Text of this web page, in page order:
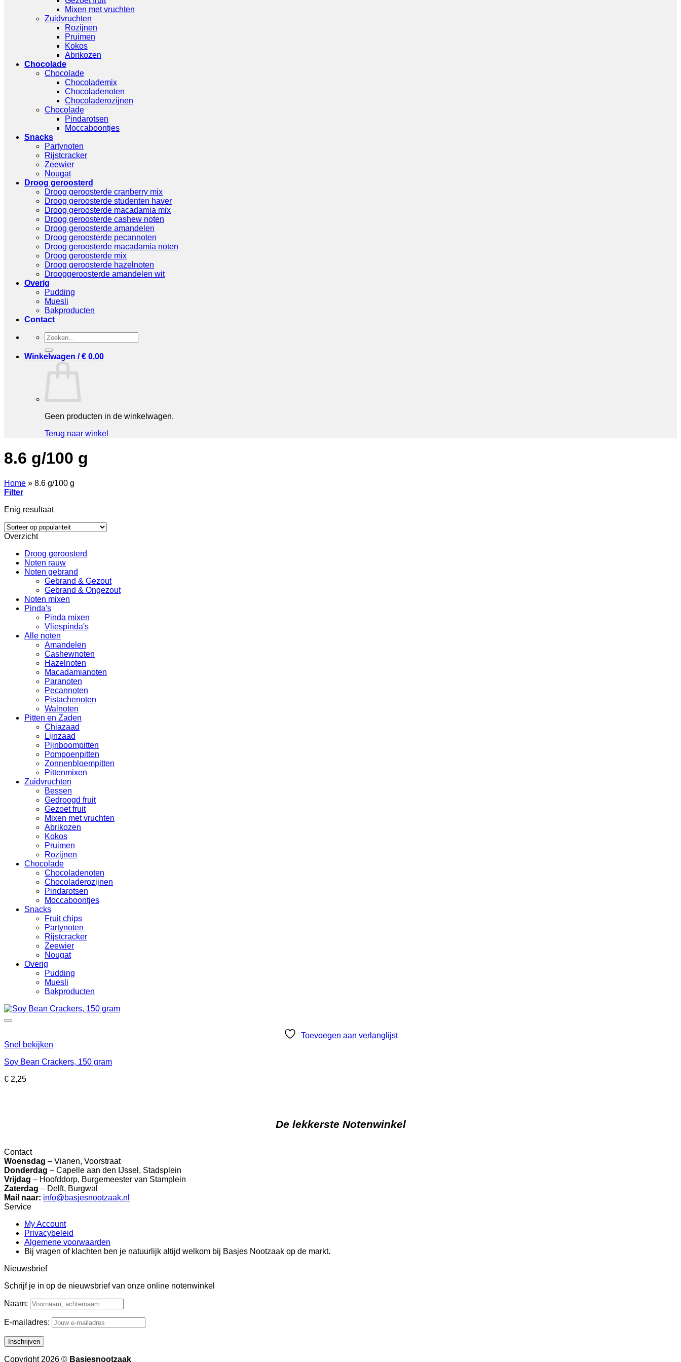
Mixen met vruchten
Zuidvruchten
Rozijnen
Pruimen
Kokos
Abrikozen
Chocolade
Chocolade
Chocolademix
Chocoladenoten
Chocoladerozijnen
Chocolade
Pindarotsen
Moccaboontjes
Snacks
Partynoten
Rijstcracker
Zeewier
Nougat
Droog geroosterd
Droog geroosterde cranberry mix
Droog geroosterde studenten haver
Droog geroosterde macadamia mix
Droog geroosterde cashew noten
Droog geroosterde amandelen
Droog geroosterde pecannoten
Droog geroosterde macadamia noten
Droog geroosterde mix
Droog geroosterde hazelnoten
Drooggeroosterde amandelen wit
Overig
Pudding
Muesli
Bakproducten
Contact
Zoeken
naar:
Winkelwagen /€ 0,00
Geen producten in de winkelwagen.
Terug naar winkel
8.6 g/100 g
Home » 8.6 g/100 g
Filter
Enig resultaat
Overzicht
Droog geroosterd
Noten rauw
Noten gebrand
Gebrand & Gezout
Gebrand & Ongezout
Noten mixen
Pinda's
Pinda mixen
Vliespinda's
Alle noten
Amandelen
Cashewnoten
Hazelnoten
Macadamianoten
Paranoten
Pecannoten
Pistachenoten
Walnoten
Pitten en Zaden
Chiazaad
Lijnzaad
Pijnboompitten
Pompoenpitten
Zonnenbloempitten
Pittenmixen
Zuidvruchten
Bessen
Gedroogd fruit
Gezoet fruit
Mixen met vruchten
Abrikozen
Kokos
Pruimen
Rozijnen
Chocolade
Chocoladenoten
Chocoladerozijnen
Pindarotsen
Moccaboontjes
Snacks
Fruit chips
Partynoten
Rijstcracker
Zeewier
Nougat
Overig
Pudding
Muesli
Bakproducten
Toevoegen aan verlanglijst
Snel bekijken
Soy Bean Crackers, 150 gram
€ 2,25
De lekkerste Notenwinkel
Contact
Woensdag – Vianen, Voorstraat
Donderdag – Capelle aan den IJssel, Stadsplein
Vrijdag – Hoofddorp, Burgemeester van Stamplein
Zaterdag – Delft, Burgwal
Mail naar: info@basjesnootzaak.nl
Service
My Account
Privacybeleid
Algemene voorwaarden
Bij vragen of klachten ben je natuurlijk altijd welkom bij Basjes Nootzaak op de markt.
Nieuwsbrief
Schrijf je in op de nieuwsbrief van onze online notenwinkel
Naam:
E-mailadres:
Copyright 2026 © Basjesnootzaak